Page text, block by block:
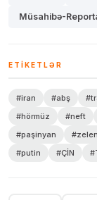
Müsahibə-
ETIKETLƏR
#iran #abş
#hörmüz
#neft
#paşinyan
#putin
#ÇİN